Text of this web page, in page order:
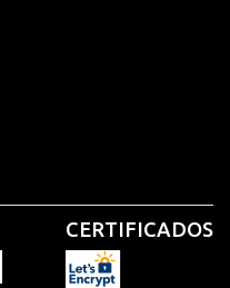
CERTIFICADOS